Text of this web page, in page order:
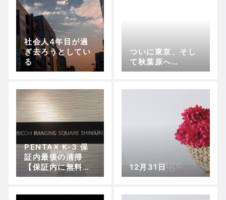
社会人4年目が過
ぎ去ろうとしてい
る
ついに東京、そし
て秋葉原へ…
PENTAX K-3 保
証内最後の清掃
【保証内に無料で
してもらえるこ
12月31日